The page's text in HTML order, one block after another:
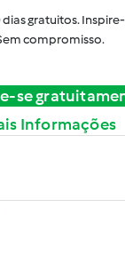
dias gratuitos.
compromisso.
se
Informações